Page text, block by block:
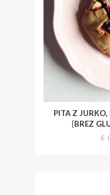
PITA Z
{BREZ
6